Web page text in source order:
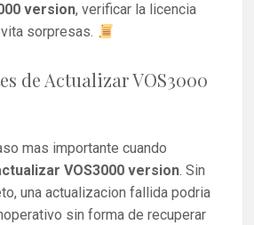
version, verificar la licencia
sorpresas.
de Actualizar VOS3000
mas importante cuando
VOS3000 version . Sin
una actualizacion fallida podria
sin forma de recuperar